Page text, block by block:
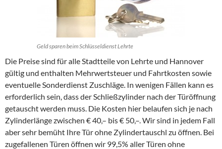
Geld sparen beim Schlüsseldienst Lehrte
Die Preise sind für alle Stadtteile von Lehrte und Hannover
gültig und enthalten Mehrwertsteuer und Fahrtkosten sowie
eventuelle Sonderdienst Zuschläge. In wenigen Fällen kann es
erforderlich sein, dass der Schließzylinder nach der Türöffnung
getauscht werden muss. Die Kosten hier belaufen sich je nach
Zylinderlänge zwischen € 40,– bis € 50,–. Wir sind in jedem Fall
aber sehr bemüht Ihre Tür ohne Zylindertauschl zu öffnen. Bei
zugefallenen Türen öffnen wir 99,5% aller Türen ohne